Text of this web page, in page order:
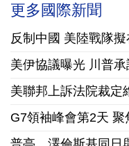
更多國際新聞
反制中國 美陸戰隊
美聯邦上訴法院裁定
G7領袖峰會第2天